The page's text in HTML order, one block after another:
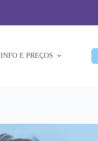
INFO E PREÇOS